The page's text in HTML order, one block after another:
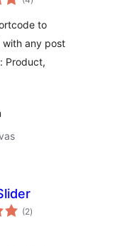
de
to
with any post
Product,
(2total
de
)